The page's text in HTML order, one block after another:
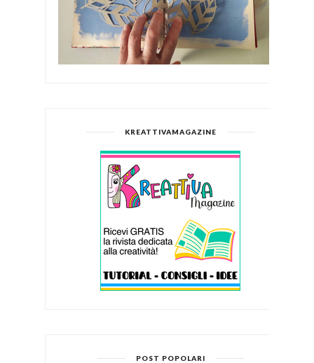
KREATTIVAMAGAZINE
POST POPOLARI